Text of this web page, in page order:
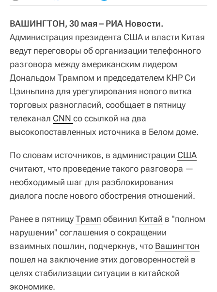
ВАШИНГТОН, 30 мая – РИА Новости.
Администрация президента США и власти Китая
ведут переговоры об организации телефонного
разговора между американским лидером
Дональдом Трампом и председателем КНР Си
Цзиньпина для урегулирования нового витка
торговых разногласий, сообщает в пятницу
телеканал CNN со ссылкой на два
высокопоставленных источника в Белом доме.
По словам источников, в администрации США
считают, что проведение такого разговора —
необходимый шаг для разблокирования
диалога после нового обострения отношений.
Ранее в пятницуТрамп обвинил Китай в "полном
нарушении" соглашения о сокращении
взаимных пошлин, подчеркнув, что Вашингтон
пошел на заключение этих договоренностей в
целях стабилизации ситуации в китайской
экономике.